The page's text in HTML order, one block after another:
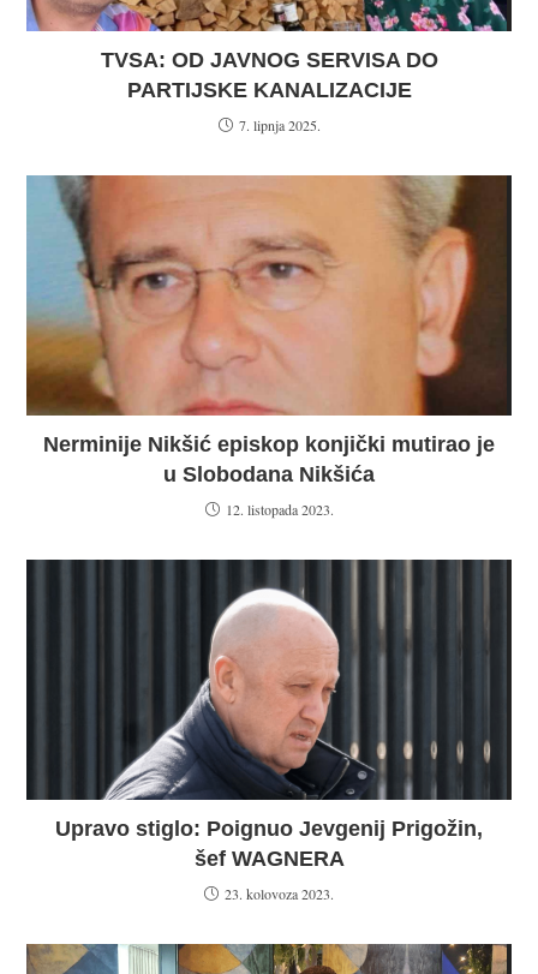
TVSA: OD JAVNOG SERVISA DO
PARTIJSKE KANALIZACIJE
7. lipnja 2025.
Nerminije Nikšić episkop konjički mutirao je
u Slobodana Nikšića
12. listopada 2023.
Upravo stiglo: Poignuo Jevgenij Prigožin,
šef WAGNERA
23. kolovoza 2023.